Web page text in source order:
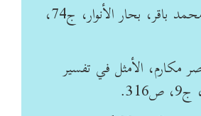
(5) المجلسي، محمد باقر، بحار الأنوار، ج‏74،
مكارم، الأمثل في تفسير